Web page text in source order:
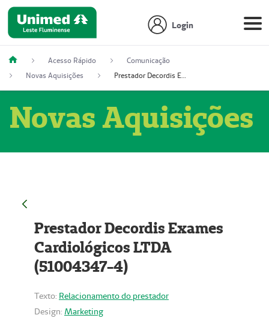
Login
Acesso Rápido
Comunicação
Novas Aquisições
Prestador Decordis Exames Cardiológicos LTDA (51004347-4)
Novas Aquisições
Prestador Decordis Exames
Cardiológicos LTDA
(51004347-4)
Texto: Relacionamento do prestador
Design: Marketing